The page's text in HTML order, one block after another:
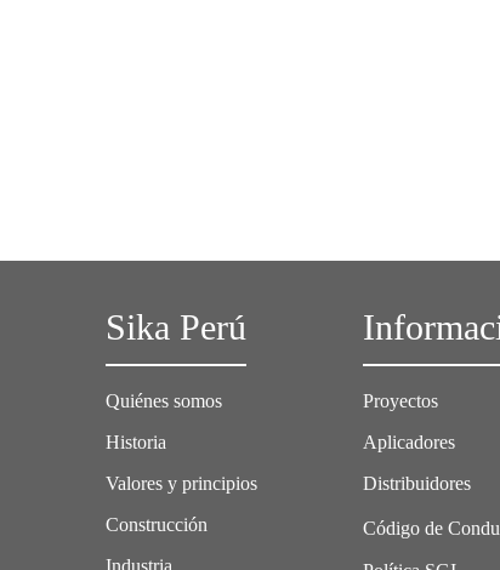
Sika Perú
Quiénes somos
Historia
Valores y principios
Construcción
Proyectos
Aplicadores
Distribuidores
Código de